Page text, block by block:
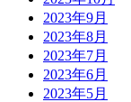
2023年9月
2023年8月
2023年7月
2023年6月
2023年5月